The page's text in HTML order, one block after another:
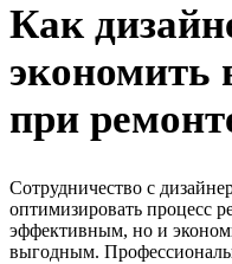
Как
экономить
при
Сотрудничество с
оптимизировать процесс
эффективным, но и
выгодным.